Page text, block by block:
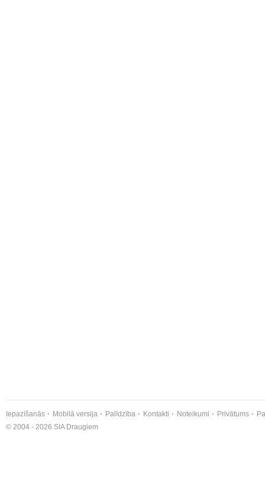
Iepazīšanās Mobilā versija Palīdzība Kontakti Noteikumi Privātums
© 2004 - 2026 SIA Draugiem